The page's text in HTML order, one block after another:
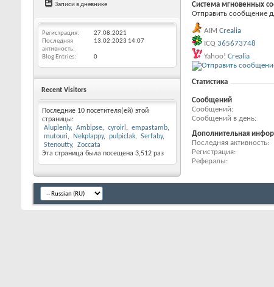
Записи в дневнике
Регистрация
27.08.2021
Последняя
активность
13.02.2023 14:07
Blog Entries 0
Recent Visitors
Последние 10 посетителя(ей) этой
страницы:
Aluplenly
Ambipse cyroirl
empastamb
mutouri
Nekplappy pulpiclak
Serfaby
Stenoutty
Zoccata
Эта страница была посещена 3,512 раз
Система мгновенных
Отправить сообщение
AIM Crealia
ICQ 365673748
Yahoo! Crealia
Статистика
Сообщений
Сообщений
Сообщений в день
Дополнительная
Последняя активность
Регистрация
Рефералы